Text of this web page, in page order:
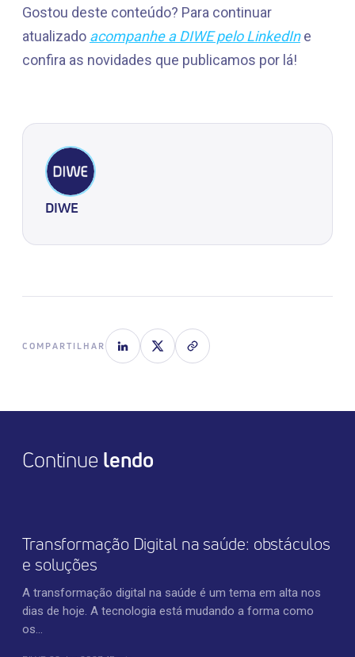
Gostou deste conteúdo? Para continuar
atualizado acompanhe a DIWE pelo LinkedIne
confira as novidades que publicamos por lá!
DIWE
COMPARTILHAR
Continue lendo
Transformação Digital na saúde: obstáculos
e soluções
A transformação digital na saúde é um tema em alta nos
dias de hoje. A tecnologia está mudando a forma como
os…